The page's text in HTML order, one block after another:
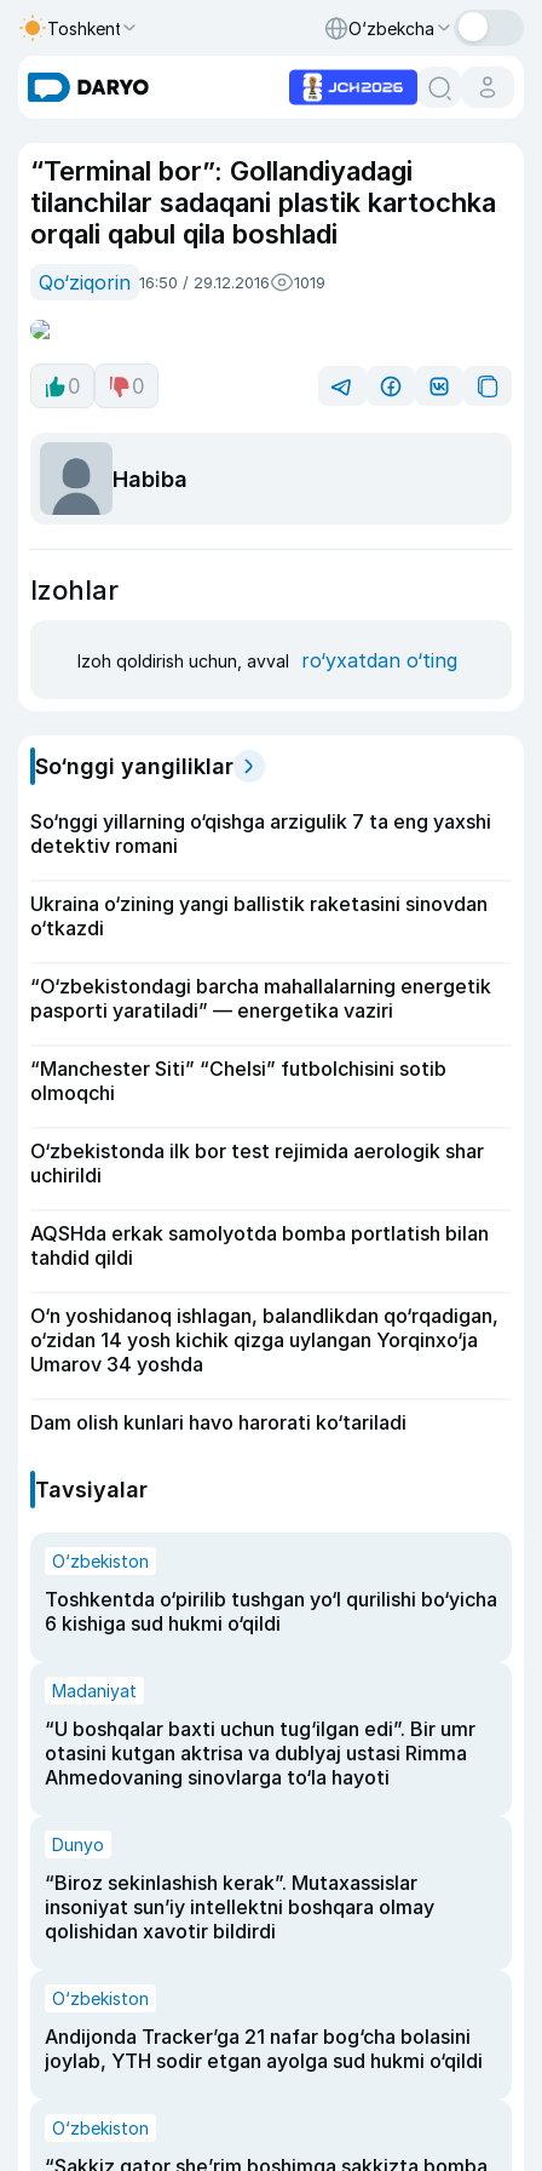
Toshkent O‘zbekcha
“Terminal bor”: Gollandiyadagi
tilanchilar sadaqani plastik kartochka
orqali qabul qila boshladi
Qo‘ziqorin 16:50 / 29.12.2016 1019
0 0
Habiba
Izohlar
Izoh qoldirish uchun, avval ro‘yxatdan o‘ting
So‘nggi yangiliklar
So‘nggi yillarning o‘qishga arzigulik 7 ta eng yaxshi
detektiv romani
Ukraina o‘zining yangi ballistik raketasini sinovdan
o‘tkazdi
“O‘zbekistondagi barcha mahallalarning energetik
pasporti yaratiladi” — energetika vaziri
“Manchester Siti” “Chelsi” futbolchisini sotib
olmoqchi
O‘zbekistonda ilk bor test rejimida aerologik shar
uchirildi
AQSHda erkak samolyotda bomba portlatish bilan
tahdid qildi
O‘n yoshidanoq ishlagan, balandlikdan qo‘rqadigan,
o‘zidan 14 yosh kichik qizga uylangan Yorqinxo‘ja
Umarov 34 yoshda
Dam olish kunlari havo harorati ko‘tariladi
Tavsiyalar
O‘zbekiston
Toshkentda o‘pirilib tushgan yo‘l qurilishi bo‘yicha
6 kishiga sud hukmi o‘qildi
Madaniyat
“U boshqalar baxti uchun tug‘ilgan edi”. Bir umr
otasini kutgan aktrisa va dublyaj ustasi Rimma
Ahmedovaning sinovlarga to‘la hayoti
Dunyo
“Biroz sekinlashish kerak”. Mutaxassislar
insoniyat sun’iy intellektni boshqara olmay
qolishidan xavotir bildirdi
O‘zbekiston
Andijonda Tracker’ga 21 nafar bog‘cha bolasini
joylab, YTH sodir etgan ayolga sud hukmi o‘qildi
O‘zbekiston
“Sakkiz qator she’rim boshimga sakkizta bomba